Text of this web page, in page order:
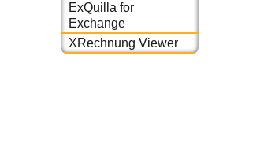
ExQuilla for
Exchange
XRechnung Viewer